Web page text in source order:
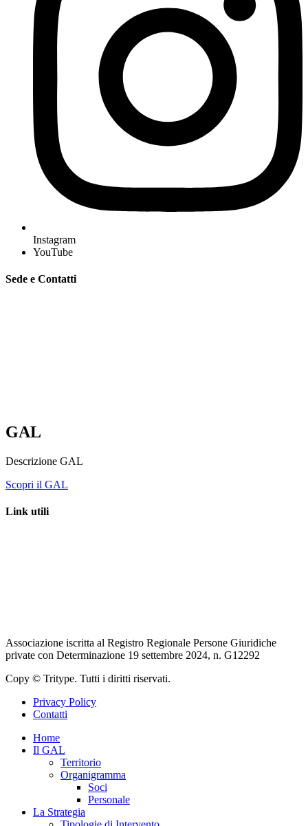
Instagram
YouTube
Sede e Contatti
GAL
Descrizione GAL
Scopri il GAL
Link utili
Associazione iscritta al Registro Regionale Persone Giuridiche
private con Determinazione 19 settembre 2024, n. G12292
Copy © Tritype. Tutti i diritti riservati.
Privacy Policy
Contatti
Home
Il GAL
Territorio
Organigramma
Soci
Personale
La Strategia